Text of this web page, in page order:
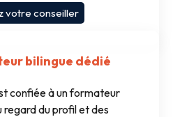
votre conseiller
bilingue dédié
confiée à un formateur
regard du profil et des